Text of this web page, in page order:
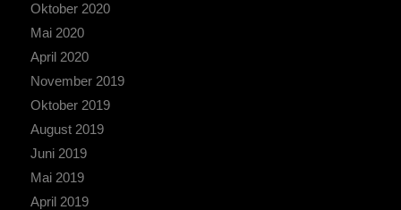
Oktober 2020
Mai 2020
April 2020
November 2019
Oktober 2019
August 2019
Juni 2019
Mai 2019
April 2019